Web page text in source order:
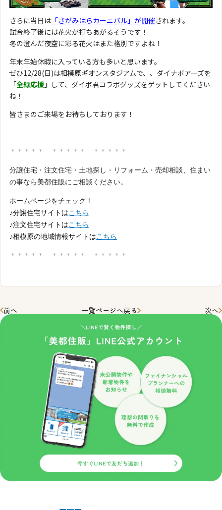
さらに当日は「さがみはらカーニバル」が開催されます。
試合終了後には花火が打ちあがるそうです！
冬の澄んだ夜空に彩る花火はまた格別ですよね！
年末年始休暇に入っている方も多いと思います。
ぜひ12/28(日)は相模原ギオンスタジアムで、、ダイナボアーズを
「全緑応援」して、ダイボ君コラボグッズをゲットしてください
ね！
皆さまのご来場をお待ちしております！
＊＊＊＊＊ ＊＊＊＊＊ ＊＊＊＊＊
分譲住宅・注文住宅・土地探し・リフォーム・売却相談、住まい
の事なら美都住販にご相談ください。
ホームページをチェック！
♪分譲住宅サイトはこちら
♪注文住宅サイトはこちら
♪相模原の地域情報サイトはこちら
＊＊＊＊＊ ＊＊＊＊＊ ＊＊＊＊＊
前へ 一覧ページへ戻る 次へ